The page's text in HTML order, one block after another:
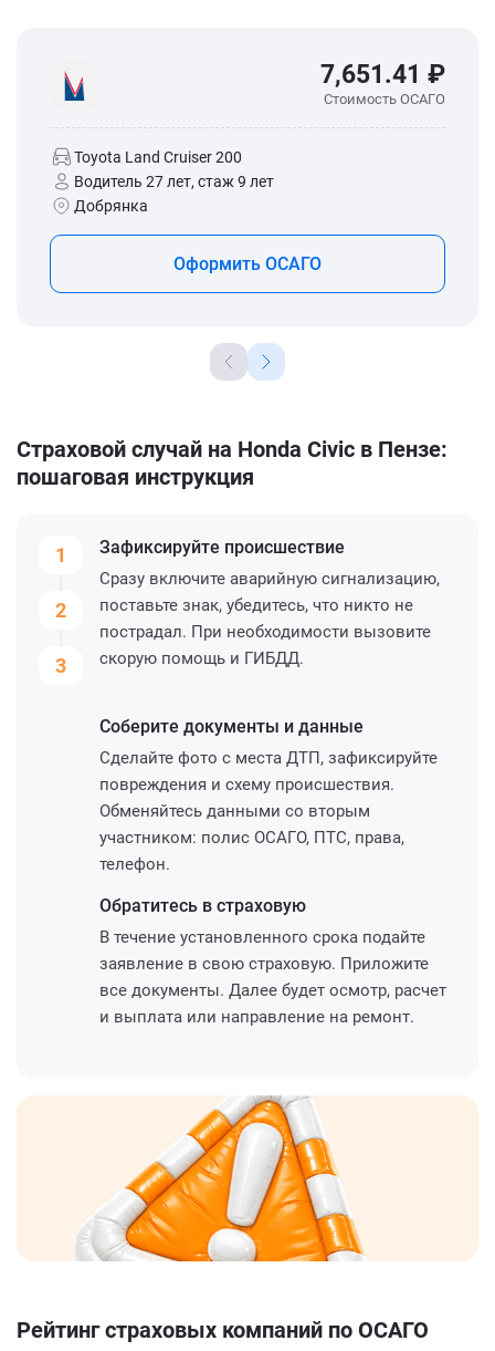
7,651.41 ₽
Стоимость ОСАГО
Toyota Land Cruiser 200
Водитель 27 лет, стаж 9 лет
Добрянка
Оформить ОСАГО
Страховой случай на Honda Civic в Пензе:
пошаговая инструкция
1
2
3
Зафиксируйте происшествие
Сразу включите аварийную сигнализацию,
поставьте знак, убедитесь, что никто не
пострадал. При необходимости вызовите
скорую помощь и ГИБДД.
Соберите документы и данные
Сделайте фото с места ДТП, зафиксируйте
повреждения и схему происшествия.
Обменяйтесь данными со вторым
участником: полис ОСАГО, ПТС, права,
телефон.
Обратитесь в страховую
В течение установленного срока подайте
заявление в свою страховую. Приложите
все документы. Далее будет осмотр, расчет
и выплата или направление на ремонт.
Рейтинг страховых компаний по ОСАГО